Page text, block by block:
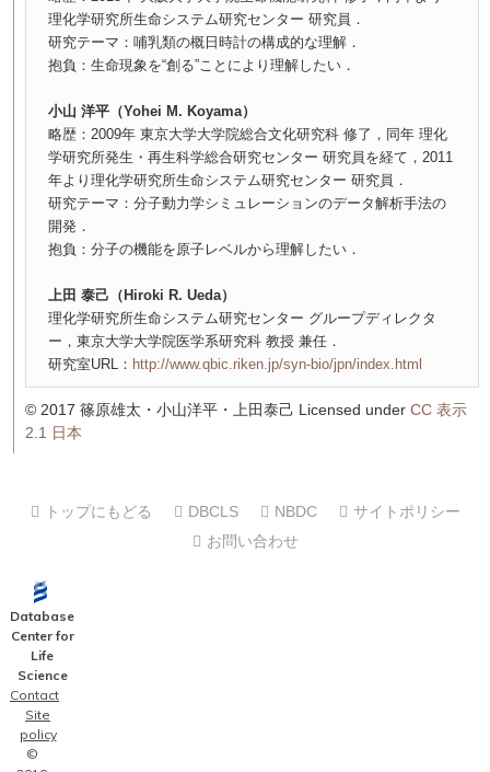
理化学研究所生命システム研究センター 研究員．
研究テーマ：哺乳類の概日時計の構成的な理解．
抱負：生命現象を“創る”ことにより理解したい．
小山 洋平（Yohei M. Koyama）
略歴：2009年 東京大学大学院総合文化研究科 修了，同年 理化
学研究所発生・再生科学総合研究センター 研究員を経て，2011
年より理化学研究所生命システム研究センター 研究員．
研究テーマ：分子動力学シミュレーションのデータ解析手法の
開発．
抱負：分子の機能を原子レベルから理解したい．
上田 泰己（Hiroki R. Ueda）
理化学研究所生命システム研究センター グループディレクタ
ー，東京大学大学院医学系研究科 教授 兼任．
研究室URL： http://www.qbic.riken.jp/syn-bio/jpn/index.html
© 2017 篠原雄太・小山洋平・上田泰己 Licensed under CC 表示
2.1 日本
トップにもどる DBCLS NBDC
サイトポリシー
お問い合わせ
Database
Center for
Life
Science
Contact
Site
policy
©